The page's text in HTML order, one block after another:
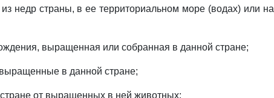
недр страны, в ее территориальном море (водах) или на
выращенная или собранная в данной стране;
в данной стране;
от выращенных в ней животных;